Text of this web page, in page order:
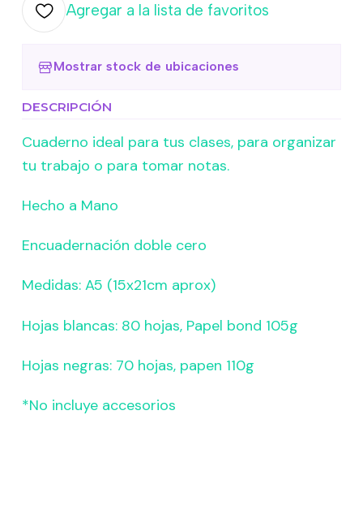
Agregar a la lista de favoritos
Mostrar stock de ubicaciones
DESCRIPCIÓN
Cuaderno ideal para tus clases, para organizar
tu trabajo o para tomar notas.
Hecho a Mano
Encuadernación doble cero
Medidas: A5 (15x21cm aprox)
Hojas blancas: 80 hojas, Papel bond 105g
Hojas negras: 70 hojas, papen 110g
*No incluye accesorios